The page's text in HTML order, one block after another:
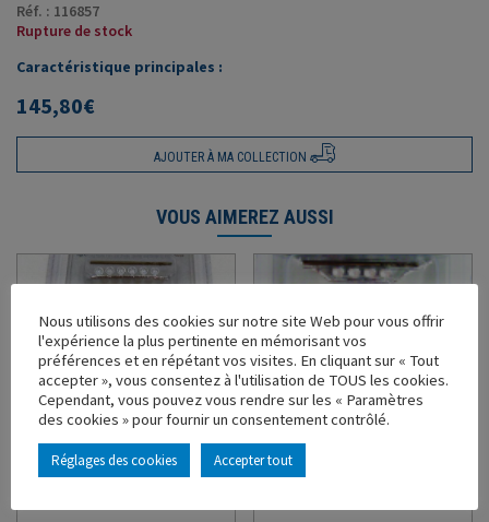
Réf. : 116857
Rupture de stock
Caractéristique principales :
145,80€
AJOUTER À MA COLLECTION
VOUS AIMEREZ AUSSI
RAMPE DE SPOTS
Ref : 120085 - Échelle : 1/43
RAMPE DE SPOTS
Ref : 120094 - Échelle : 1/43
Nous utilisons des cookies sur notre site Web pour vous offrir
l'expérience la plus pertinente en mémorisant vos
préférences et en répétant vos visites. En cliquant sur « Tout
accepter », vous consentez à l'utilisation de TOUS les cookies.
Cependant, vous pouvez vous rendre sur les « Paramètres
des cookies » pour fournir un consentement contrôlé.
Réglages des cookies Accepter tout